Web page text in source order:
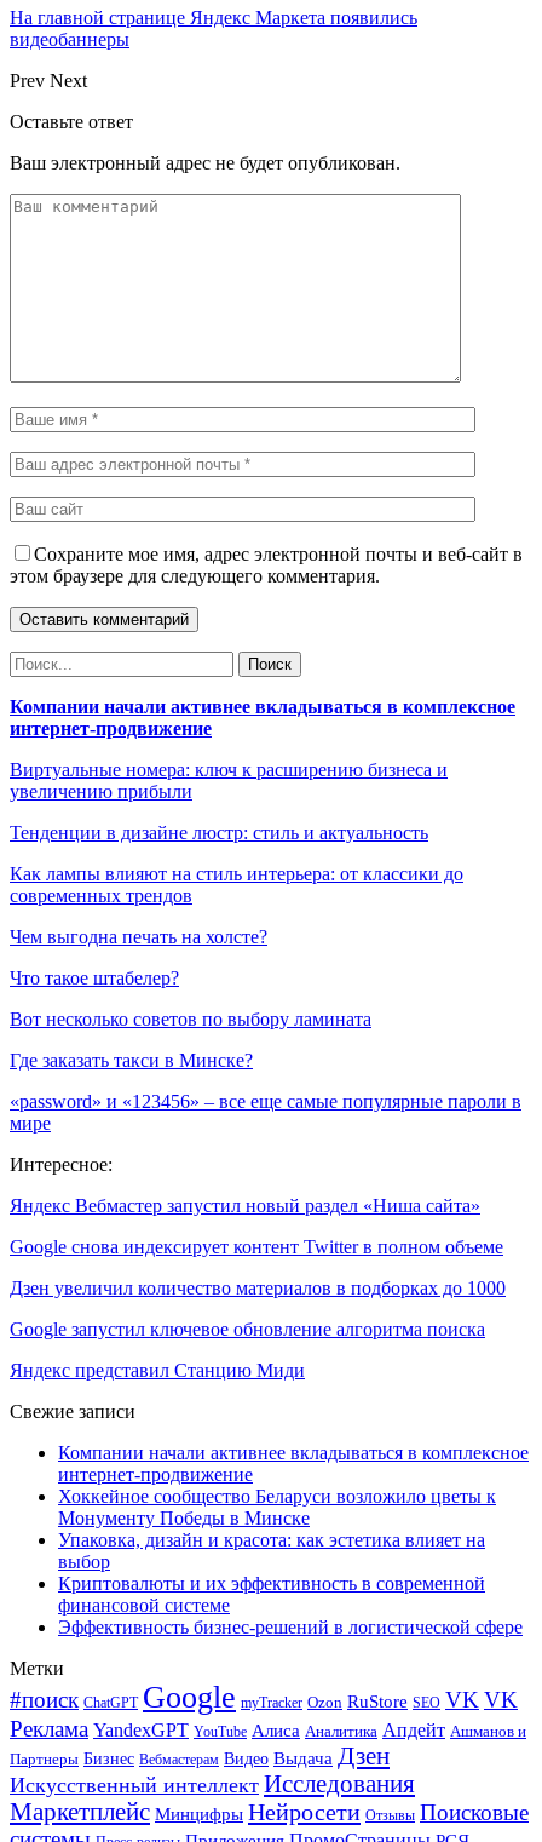
На главной странице Яндекс Маркета появились
видеобаннеры
Prev Next
Оставьте ответ
Ваш электронный адрес не будет опубликован.
Сохраните мое имя, адрес электронной почты и веб-сайт в
этом браузере для следующего комментария.
Компании начали активнее вкладываться в комплексное
интернет-продвижение
Виртуальные номера: ключ к расширению бизнеса и
увеличению прибыли
Тенденции в дизайне люстр: стиль и актуальность
Как лампы влияют на стиль интерьера: от классики до
современных трендов
Чем выгодна печать на холсте?
Что такое штабелер?
Вот несколько советов по выбору ламината
Где заказать такси в Минске?
«password» и «123456» – все еще самые популярные пароли в
мире
Интересное:
Яндекс Вебмастер запустил новый раздел «Ниша сайта»
Google снова индексирует контент Twitter в полном объеме
Дзен увеличил количество материалов в подборках до 1000
Google запустил ключевое обновление алгоритма поиска
Яндекс представил Станцию Миди
Свежие записи
Компании начали активнее вкладываться в комплексное
интернет-продвижение
Хоккейное сообщество Беларуси возложило цветы к
Монументу Победы в Минске
Упаковка, дизайн и красота: как эстетика влияет на
выбор
Криптовалюты и их эффективность в современной
финансовой системе
Эффективность бизнес-решений в логистической сфере
Метки
#поиск ChatGPT Google myTracker Ozon RuStore SEO VK VK
Реклама YandexGPT YouTube Алиса Аналитика Апдейт Ашманов и
Партнеры Бизнес Вебмастерам Видео Выдача Дзен
Искусственный интеллект Исследования
Маркетплейс Минцифры Нейросети Отзывы Поисковые